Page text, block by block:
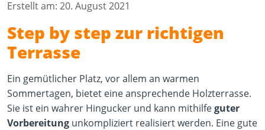
Erstellt am: 20. August 2021
Step by step zur richtigen
Terrasse
Ein gemütlicher Platz, vor allem an warmen
Sommertagen, bietet eine ansprechende Holzterrasse.
Sie ist ein wahrer Hingucker und kann mithilfeguter
Vorbereitung unkompliziert realisiert werden. Eine gute